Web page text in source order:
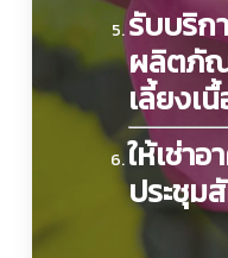
รับบริก
ผลิตภัณ
เลี้ยงเ
ให้เช่า
ประชุม